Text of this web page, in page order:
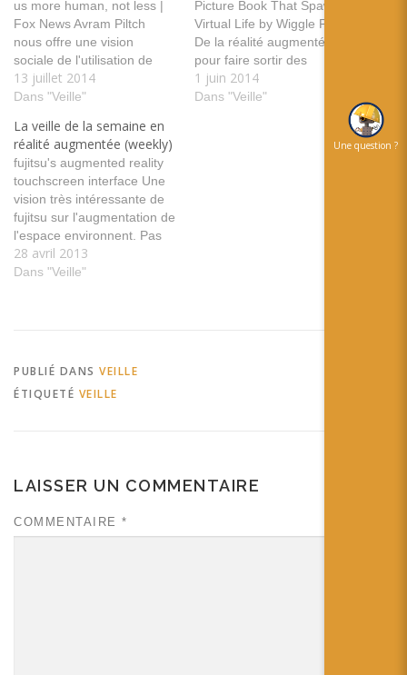
us more human, not less |
Fox News Avram Piltch
nous offre une vision
sociale de l'utilisation de
lunettes de réalité
augmentée tags: lunette
sécurité humain Thermal
Touch | metaio Developer
Portal Dans ce webinar de
Metaio vous pourrez
comprendre le concept
du…
13 juillet 2014
Dans "Veille"
Picture Book That Spawns
Virtual Life by Wiggle Planet
De la réalité augmentée
pour faire sortir des
créature d'un livre et leur
donner un vie propre !
Kickstarter projet éducation
1 juin 2014
Dans "Veille"
La veille de la semaine en
réalité augmentée (weekly)
fujitsu's augmented reality
touchscreen interface Une
vision très intéressante de
fujitsu sur l'augmentation de
l'espace environnent. Pas
d'interface sur l'utilisateur.
tags: fujitsu papier presse
Showroom on Vimeo Une
illustration de l'utilisation de
la réalité augmentée…
28 avril 2013
Dans "Veille"
PUBLIÉ DANS VEILLE
ÉTIQUETÉ VEILLE
LAISSER UN COMMENTAIRE
COMMENTAIRE *
Une question ?